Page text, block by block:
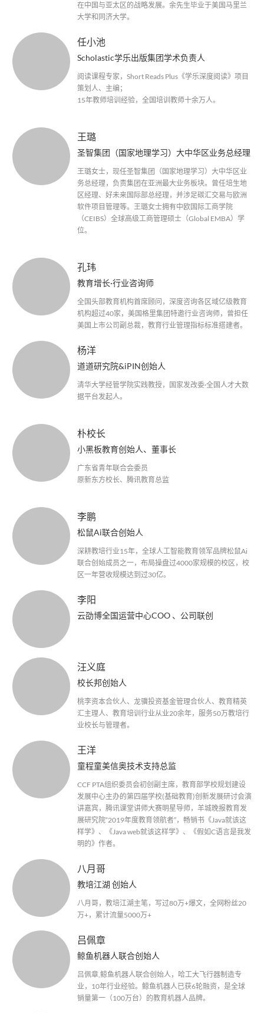
在中国与亚太区的战略发展。余先生毕业于美国马里兰
大学和同济大学。
任小池
Scholastic学乐出版集团学术负责人
阅读课程专家，Short Reads Plus《学乐深度阅读》项目
策划人、主编；
15年教师培训经验，全国培训教师十余万人。
王璐
圣智集团（国家地理学习）大中华区业务总经理
王璐女士，现任圣智集团（国家地理学习）大中华区业
务总经理，负责集团在亚洲最大业务板块。曾任培生地
区经理、好未来国际部总经理，并涉足碳汇交易与欧洲
软件项目管理等。王璐女士拥有中欧国际工商学院
（CEIBS）全球高级工商管理硕士（Global EMBA）学
位。
孔玮
教育增长·行业咨询师
全国头部教育机构首席顾问，深度咨询各区域亿级教育
机构超过40家，美国格里集团特邀行业咨询师，曾担任
美国上市公司副总裁，教育行业管理指标标准搭建者。
杨洋
道道研究院&iPIN创始人
清华大学经管学院实践教授，国家发改委·全国人才大数
据平台发起人。
朴校长
小黑板教育创始人、董事长
广东省青年联合会委员
原新东方校长、腾讯教育总监
李鹏
松鼠Ai联合创始人
深耕教培行业15年，全球人工智能教育领军品牌松鼠Ai
联合创始成员之一，布局操盘过4000家规模的校区，校
区一年营收规模达到过30亿。
李阳
云劭博全国运营中心COO 、公司联创
汪义庭
校长邦创始人
桃李资本合伙人、龙骥投资基金管理合伙人、教育精英
汇主理人、教育培训行业从业20余年，服务50万教培行
业校长与管理者。
王洋
童程童美信奥技术支持总监
CCF PTA组织委员会初创副主席，教育部学校规划建设
发展中心主办的第四届学校(基础教育)创新发展研讨会演
讲嘉宾，腾讯课堂讲师大赛明星导师，羊城晚报教育发
展研究院“2019年度教育领航者”，畅销书《Java就该这
样学》、《Java web就该这样学》、《假如C语言是我发
明的》作者。
八月哥
教培江湖 创始人
八月哥，教培江湖主笔，写过80万+爆文，全网粉丝20
万+，累计流量5000万+
吕佩章
鲸鱼机器人联合创始人
吕佩章,鲸鱼机器人联合创始人，哈工大飞行器制造专
业，10年行业经验。鲸鱼机器人已获6轮融资，是全球
销量第一（100万台）的教育机器人品牌。